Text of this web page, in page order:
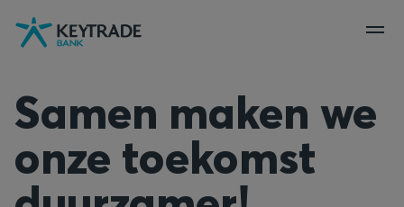
Naar
navigatie
Naar
aanmelden
Naar
inhoud
Samen maken we
onze toekomst